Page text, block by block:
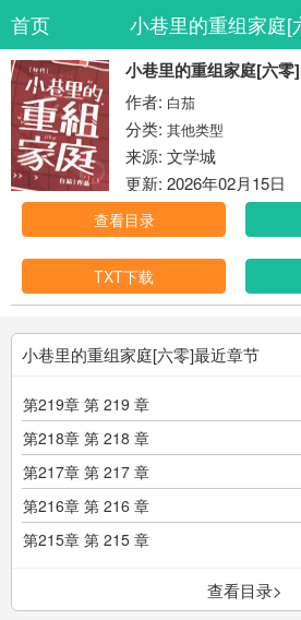
首页 小巷里的重组家庭[
小巷里的重组家庭[六零]
作者: 白茄
分类: 其他类型
来源: 文学城
更新: 2026年02月15日
查看目录
TXT下载
小巷里的重组家庭[六零]最近章节
第219章 第 219 章
第218章 第 218 章
第217章 第 217 章
第216章 第 216 章
第215章 第 215 章
查看目录>